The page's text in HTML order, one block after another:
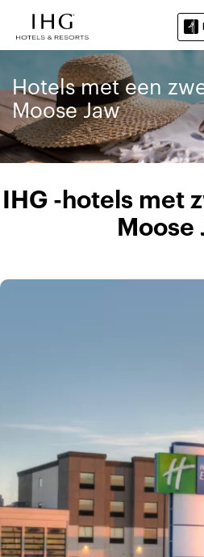
Hotels met een
Moose Jaw
IHG -hotels met
Moose